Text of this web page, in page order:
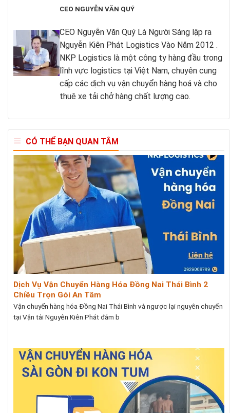
CEO NGUYỄN VĂN QUÝ
CEO Nguyễn Văn Quý Là Người Sáng lập ra
Nguyễn Kiên Phát Logistics Vào Năm 2012 .
NKP Logistics là một công ty hàng đầu trong
lĩnh vực logistics tại Việt Nam, chuyên cung
cấp các dịch vụ vận chuyển hàng hoá và cho
thuê xe tải chở hàng chất lượng cao.
CÓ THỂ BẠN QUAN TÂM
Dịch Vụ Vận Chuyển Hàng Hóa Đồng Nai Thái Bình 2
Chiều Trọn Gói An Tâm
Vận chuyển hàng hóa Đồng Nai Thái Bình và ngược lại nguyên chuyến
tại Vận tải Nguyên Kiên Phát đảm b